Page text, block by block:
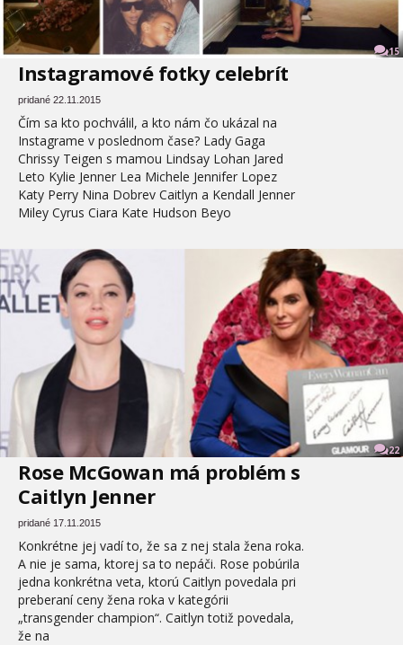
15
Instagramové fotky celebrít
pridané 22.11.2015
Čím sa kto pochválil, a kto nám čo ukázal na
Instagrame v poslednom čase? Lady Gaga
Chrissy Teigen s mamou Lindsay Lohan Jared
Leto Kylie Jenner Lea Michele Jennifer Lopez
Katy Perry Nina Dobrev Caitlyn a Kendall Jenner
Miley Cyrus Ciara Kate Hudson Beyo
22
Rose McGowan má problém s
Caitlyn Jenner
pridané 17.11.2015
Konkrétne jej vadí to, že sa z nej stala žena roka.
A nie je sama, ktorej sa to nepáči. Rose pobúrila
jedna konkrétna veta, ktorú Caitlyn povedala pri
preberaní ceny žena roka v kategórii
„transgender champion“. Caitlyn totiž povedala,
že na